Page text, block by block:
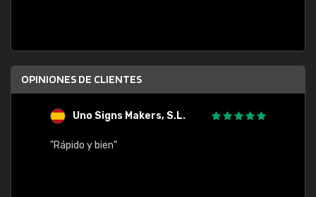
OPINIONES DE CLIENTES
Uno Signs Makers, S.L.
"Rápido y bien"